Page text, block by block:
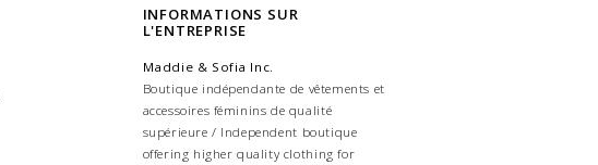
INFORMATIONS SUR
L'ENTREPRISE
Maddie & Sofia Inc.
Boutique indépendante de vêtements et
accessoires féminins de qualité
supérieure / Independent boutique
offering higher quality clothing for